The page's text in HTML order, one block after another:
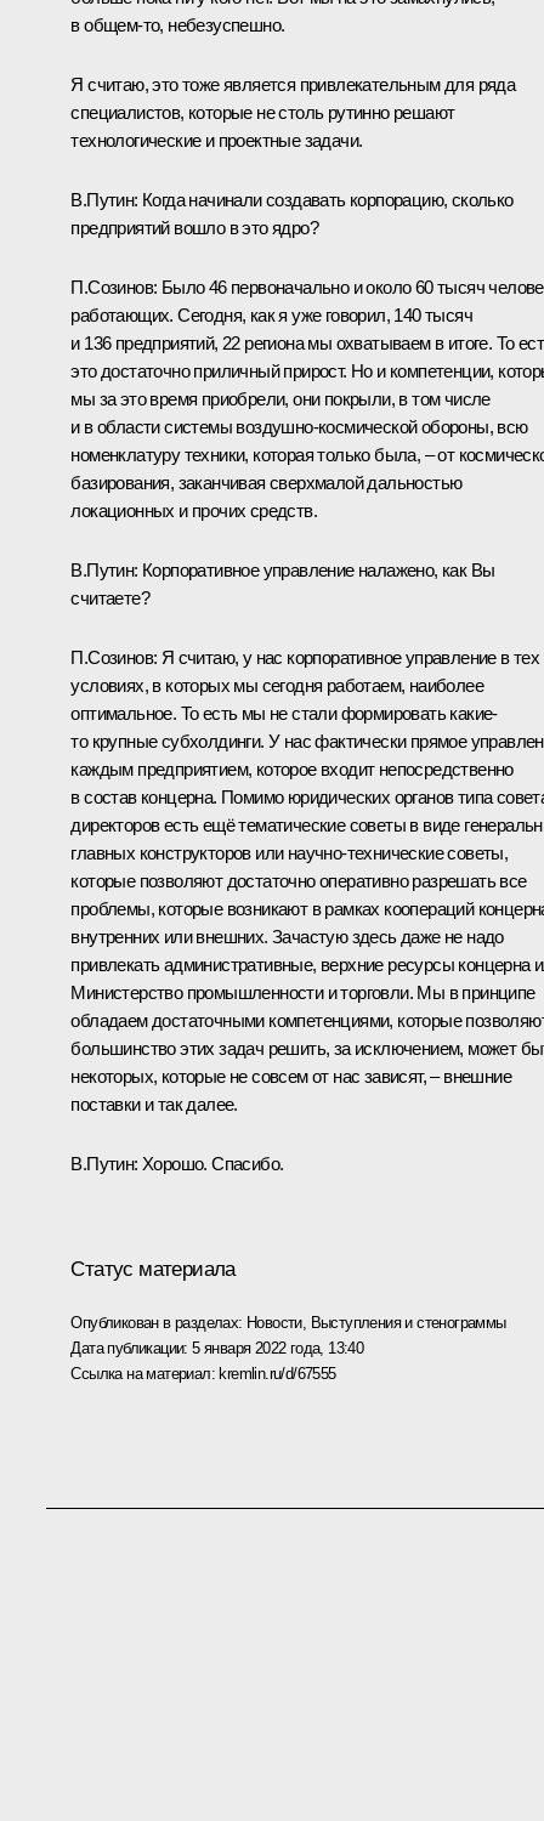
в общем-то, небезуспешно.
Я считаю, это тоже является привлекательным для ряда
специалистов, которые не столь рутинно решают
технологические и проектные задачи.
В.Путин: Когда начинали создавать корпорацию, сколько
предприятий вошло в это ядро?
П.Созинов: Было 46 первоначально и около 60 тысяч
работающих. Сегодня, как я уже говорил, 140 тысяч
и 136 предприятий, 22 региона мы охватываем в итоге. То
это достаточно приличный прирост. Но и компетенции,
мы за это время приобрели, они покрыли, в том числе
и в области системы воздушно-космической обороны, всю
номенклатуру техники, которая только была, ‒ от
базирования, заканчивая сверхмалой дальностью
локационных и прочих средств.
В.Путин: Корпоративное управление налажено, как Вы
считаете?
П.Созинов: Я считаю, у нас корпоративное управление в тех
условиях, в которых мы сегодня работаем, наиболее
оптимальное. То есть мы не стали формировать какие-
то крупные субхолдинги. У нас фактически прямое
каждым предприятием, которое входит непосредственно
в состав концерна. Помимо юридических органов типа
директоров есть ещё тематические советы в виде
главных конструкторов или научно-технические советы,
которые позволяют достаточно оперативно разрешать все
проблемы, которые возникают в рамках коопераций
внутренних или внешних. Зачастую здесь даже не надо
привлекать административные, верхние ресурсы концерна
Министерство промышленности и торговли. Мы в принципе
обладаем достаточными компетенциями, которые
большинство этих задач решить, за исключением, может
некоторых, которые не совсем от нас зависят, – внешние
поставки и так далее.
В.Путин: Хорошо. Спасибо.
Статус материала
Опубликован в разделах: Новости, Выступления и стенограммы
Дата публикации:5 января 2022 года, 13:40
Ссылка на материал: kremlin.ru/d/67555